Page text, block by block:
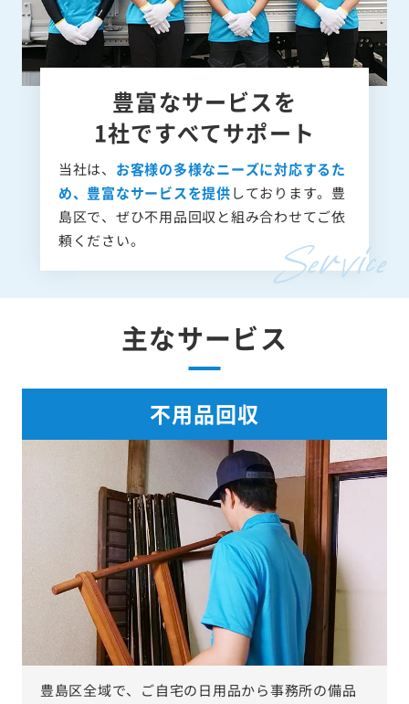
豊富なサービスを
1社ですべてサポート
当社は、 お客様の多様なニーズに対応するた
め、豊富なサービスを提供しております。豊
島区で、ぜひ不用品回収と組み合わせてご依
頼ください。
主なサービス
不用品回収
豊島区全域で、ご自宅の日用品から事務所の備品